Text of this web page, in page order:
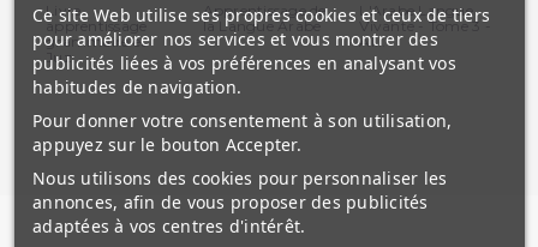
Livre
apprentissage
grammaire et
Juz...
Apprentissage de
la Langue Arabe
-...
L'Arabe Langue
Vivante - Tome 3 -
Al...
Ce site Web utilise ses propres cookies et ceux de tiers
pour améliorer nos services et vous montrer des
publicités liées à vos préférences en analysant vos
habitudes de navigation.
Pour donner votre consentement à son utilisation,
appuyez sur le bouton Accepter.
Nous utilisons des cookies pour personnaliser les
annonces, afin de vous proposer des publicités
adaptées à vos centres d'intérêt.